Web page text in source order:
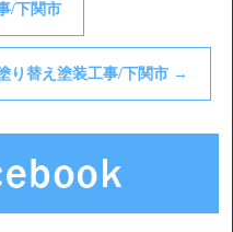
/下関市
り替え塗装工事/下関市 →